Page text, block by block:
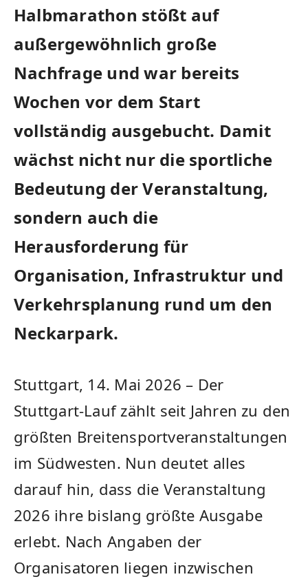
Halbmarathon stößt auf
außergewöhnlich große
Nachfrage und war bereits
Wochen vor dem Start
vollständig ausgebucht. Damit
wächst nicht nur die sportliche
Bedeutung der Veranstaltung,
sondern auch die
Herausforderung für
Organisation, Infrastruktur und
Verkehrsplanung rund um den
Neckarpark.
Stuttgart, 14. Mai 2026 – Der
Stuttgart-Lauf zählt seit Jahren zu den
größten Breitensportveranstaltungen
im Südwesten. Nun deutet alles
darauf hin, dass die Veranstaltung
2026 ihre bislang größte Ausgabe
erlebt. Nach Angaben der
Organisatoren liegen inzwischen